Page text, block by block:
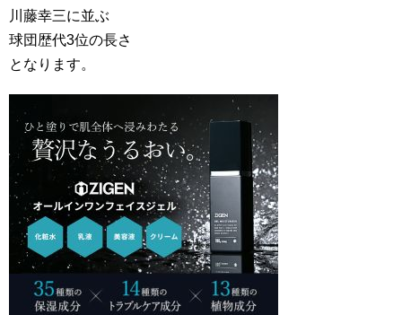
川藤幸三に並ぶ
球団歴代3位の長さ
となります。